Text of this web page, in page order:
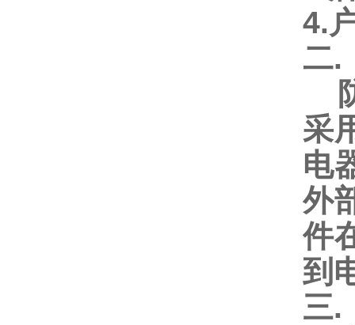
4.
二.
采
电
外
件
到
三.